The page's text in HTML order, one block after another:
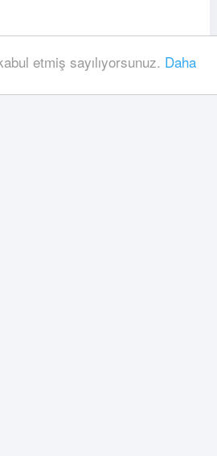
etmiş sayılıyorsunuz. Daha